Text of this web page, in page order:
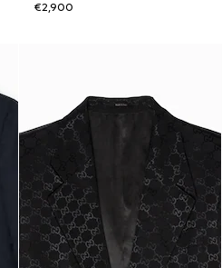
€2,900